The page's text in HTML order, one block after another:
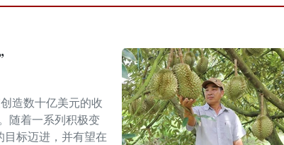
造数十亿美元的收
随着一系列积极变
目标迈进，并有望在